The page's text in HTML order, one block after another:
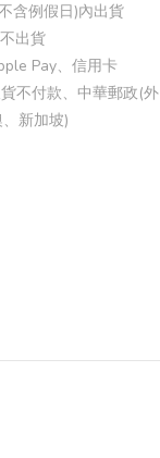
含例假日)內出貨
出貨
Pay、信用卡
不付款、中華郵政(外
新加坡)